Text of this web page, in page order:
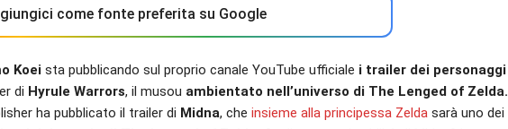
come fonte preferita su Google
Koei sta pubblicando sul proprio canale YouTube ufficiale i trailer dei personaggi
di Hyrule Warrors, il musou ambientato nell’universo di The Lenged of Zelda.
ha pubblicato il trailer di Midna, che insieme alla principessa Zelda sarà uno dei